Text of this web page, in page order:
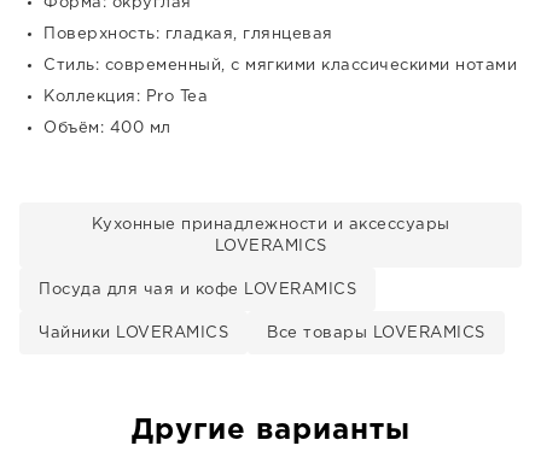
Форма: округлая
Поверхность: гладкая, глянцевая
Стиль: современный, с мягкими классическими нотами
Коллекция: Pro Tea
Объём: 400 мл
Кухонные принадлежности и аксессуары
LOVERAMICS
Посуда для чая и кофе LOVERAMICS
Чайники LOVERAMICS Все товары LOVERAMICS
Другие варианты